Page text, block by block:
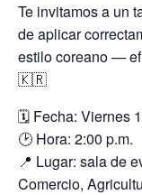
Te invitamos a un
de aplicar
estilo coreano —
🇰🇷
🗓 Fecha: Viernes
🕑 Hora: 2:00 p.m.
📍 Lugar: sala de
Comercio,